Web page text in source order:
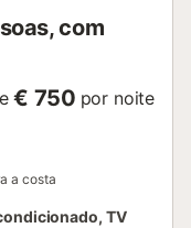
com
€ 750 por noite
a costa
TV